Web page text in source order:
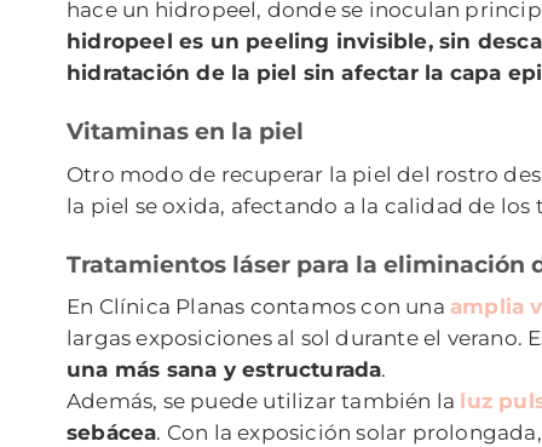
hace un hidropeel, donde se inoculan
hidropeel es un peeling invisible, sin
hidratación de la piel sin afectar la capa
Vitaminas en la piel
Otro modo de recuperar la piel del rostro
la piel se oxida, afectando a la calidad de
Tratamientos láser para la eliminación
En Clínica Planas contamos con una amplia
largas exposiciones al sol durante el
una más sana y estructurada.
Además, se puede utilizar también la luz
sebácea. Con la exposición solar